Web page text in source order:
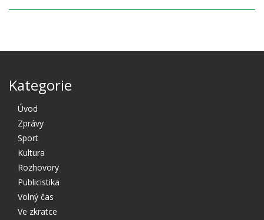
Kategorie
Úvod
Zprávy
Sport
Kultura
Rozhovory
Publicistika
Volný čas
Ve zkratce